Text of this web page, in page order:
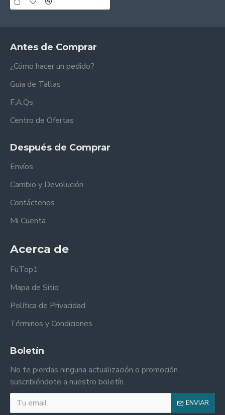
Antes de Comprar
¿Cómo hacer un pedido?
Guía de Tallas
F.A.Qs
Centro de Ofertas
Después de Comprar
Envíos
Cambio y Devolución
Contáctenos
Mi Cuenta
Acerca de
FuTop1
Mapa de Sitio
Política de Privacidad
Términos y Condiciones
Boletín
No te pierdas ninguna actualización o promoción
suscribiéndote a nuestro boletín.
ENVIAR